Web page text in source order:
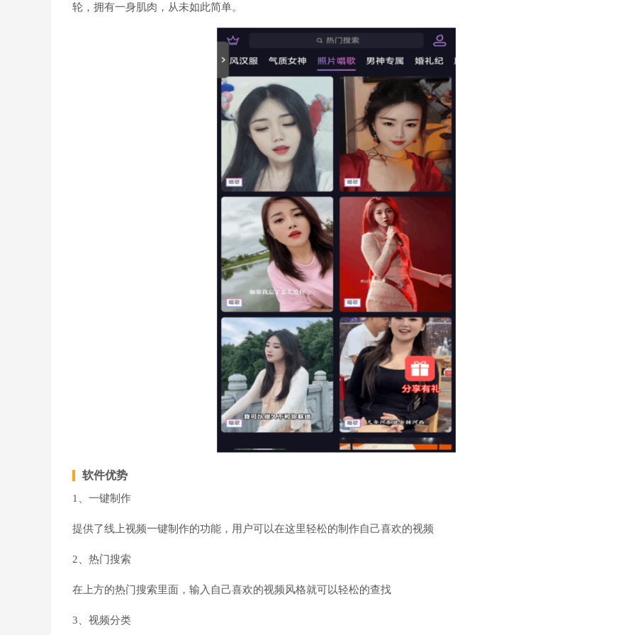
轮，拥有一身肌肉，从未如此简单。
软件优势
1、一键制作
提供了线上视频一键制作的功能，用户可以在这里轻松的制作自己喜欢的视频
2、热门搜索
在上方的热门搜索里面，输入自己喜欢的视频风格就可以轻松的查找
3、视频分类